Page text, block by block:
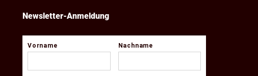
Newsletter-Anmeldung